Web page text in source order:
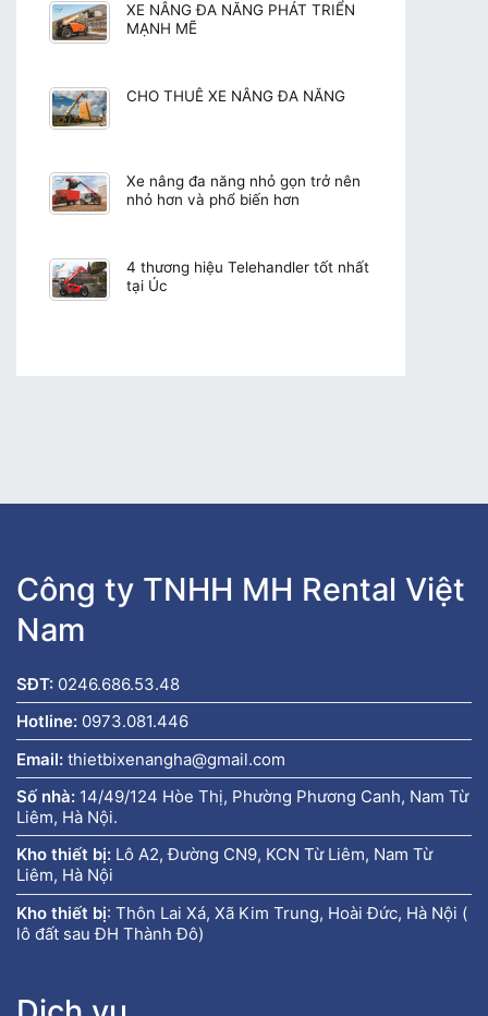
XE NÂNG ĐA NĂNG PHÁT TRIỂN
MẠNH MẼ
CHO THUÊ XE NÂNG ĐA NĂNG
Xe nâng đa năng nhỏ gọn trở nên
nhỏ hơn và phổ biến hơn
4 thương hiệu Telehandler tốt nhất
tại Úc
Công ty TNHH MH Rental Việt
Nam
SĐT: 0246.686.53.48
Hotline: 0973.081.446
Email: thietbixenangha@gmail.com
Số nhà: 14/49/124 Hòe Thị, Phường Phương Canh, Nam Từ
Liêm, Hà Nội.
Kho thiết bị: Lô A2, Đường CN9, KCN Từ Liêm, Nam Từ
Liêm, Hà Nội
Kho thiết bị: Thôn Lai Xá, Xã Kim Trung, Hoài Đức, Hà Nội (
lô đất sau ĐH Thành Đô)